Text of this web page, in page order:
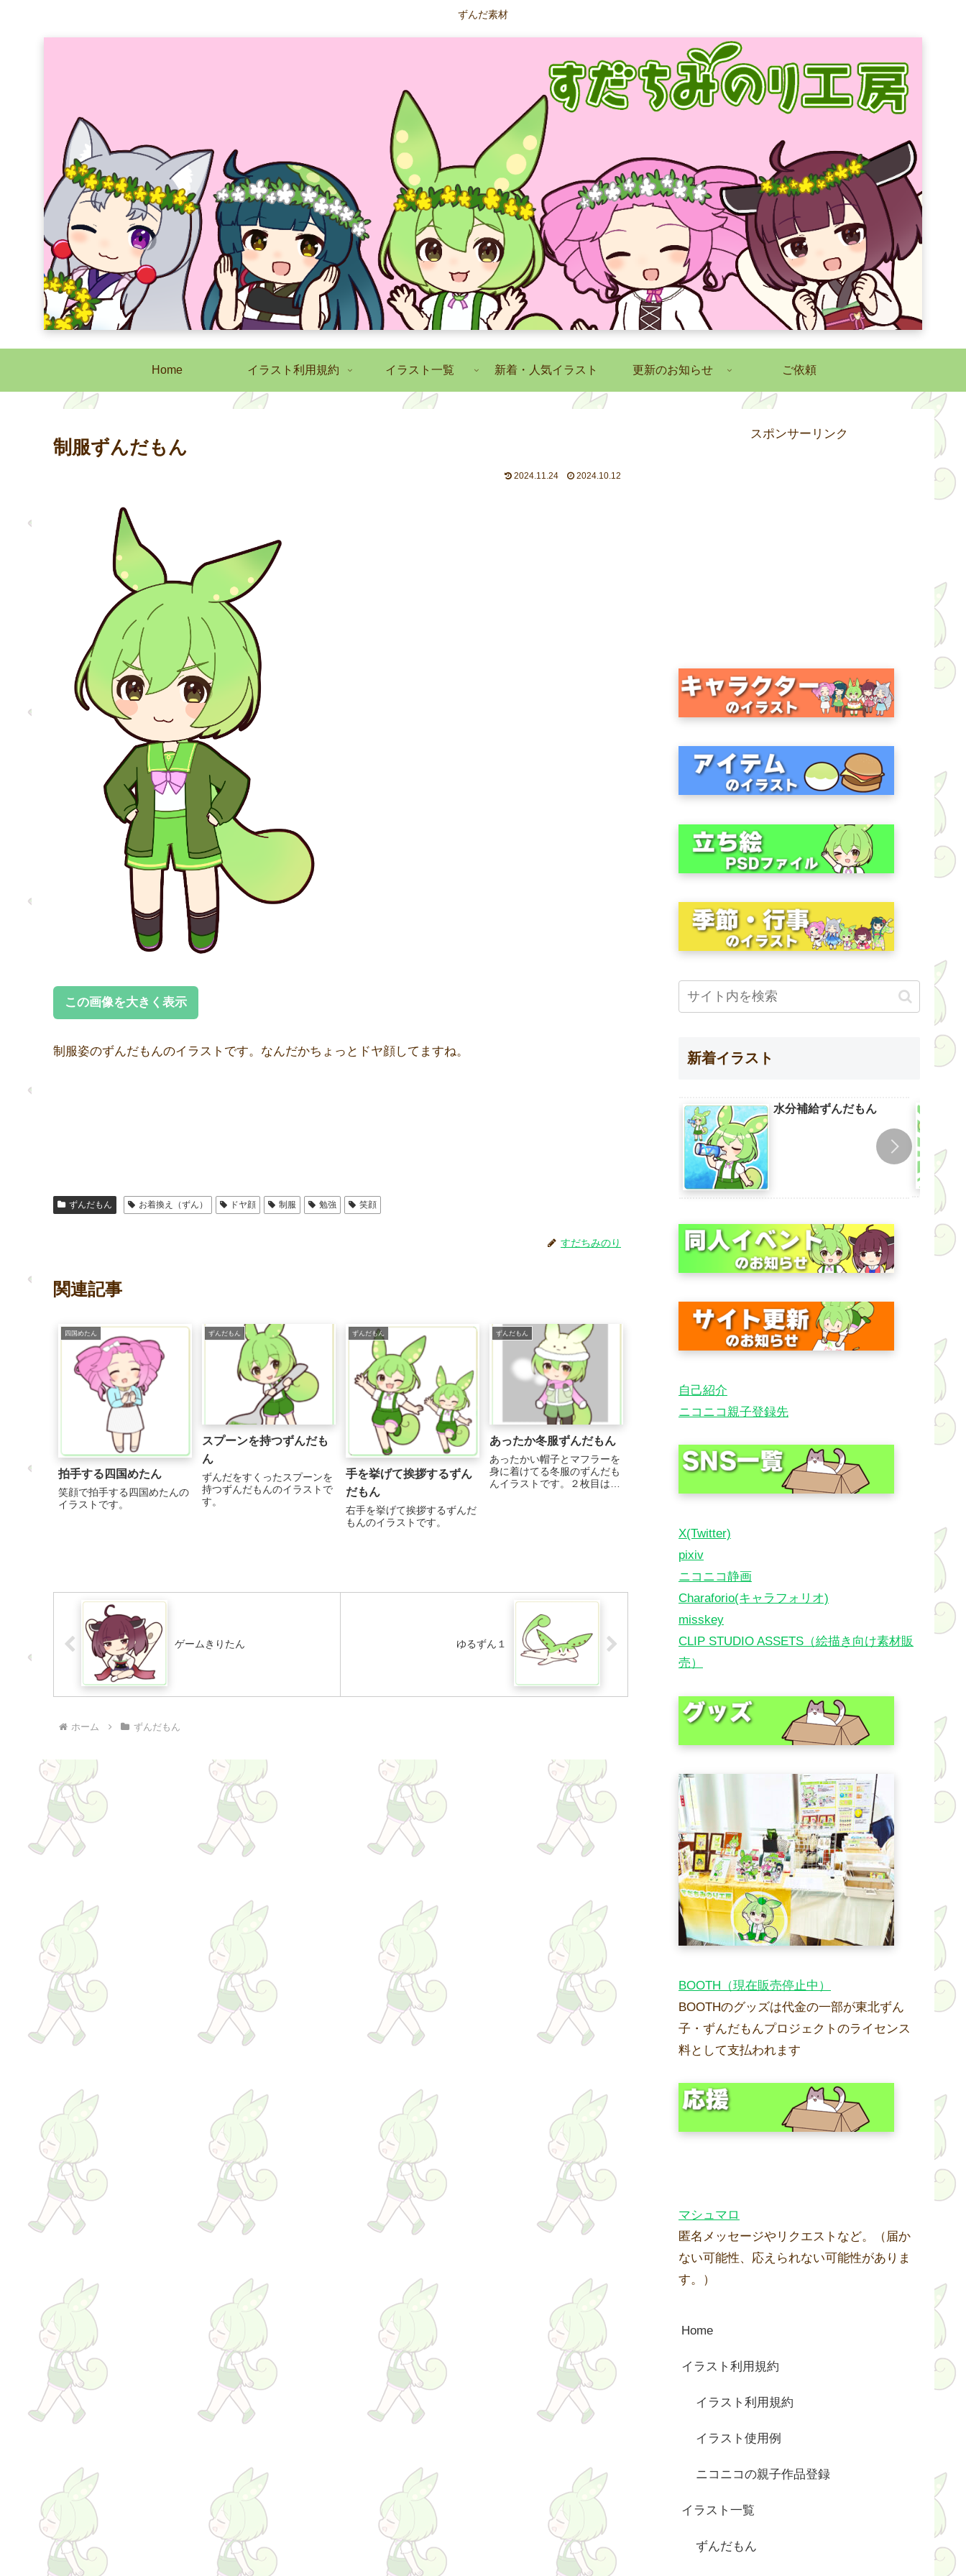
ずんだ素材
Home イラスト利用規約 イラスト一覧 新着・人気イラスト 更新のお知らせ ご依頼
制服ずんだもん
2024.11.24 2024.10.12
この画像を大きく表示
制服姿のずんだもんのイラストです。なんだかちょっとドヤ顔してますね。
ずんだもん お着換え（ずん） ドヤ顔 制服 勉強 笑顔
すだちみのり
関連記事
四国めたん
拍手する四国めたん
笑顔で拍手する四国めたんの
イラストです。
ずんだもん
スプーンを持つずんだも
ん
ずんだをすくったスプーンを
持つずんだもんのイラストで
す。
ずんだもん
手を挙げて挨拶するずん
だもん
右手を挙げて挨拶するずんだ
もんのイラストです。
ずんだもん
あったか冬服ずんだもん
あったかい帽子とマフラーを
身に着けてる冬服のずんだも
んイラストです。２枚目は白
ゲームきりたん ゆるずん１
ホーム ずんだもん
スポンサーリンク
新着イラスト
水分補給ずんだもん
自己紹介
ニコニコ親子登録先
X(Twitter)
pixiv
ニコニコ静画
Charaforio(キャラフォリオ)
misskey
CLIP STUDIO ASSETS（絵描き向け素材販
売）
BOOTH（現在販売停止中）
BOOTHのグッズは代金の一部が東北ずん
子・ずんだもんプロジェクトのライセンス
料として支払われます
マシュマロ
匿名メッセージやリクエストなど。（届か
ない可能性、応えられない可能性がありま
す。）
Home
イラスト利用規約
イラスト利用規約
イラスト使用例
ニコニコの親子作品登録
イラスト一覧
ずんだもん